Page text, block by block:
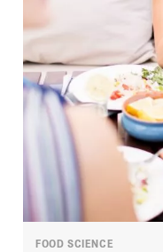
FOOD SCIENCE